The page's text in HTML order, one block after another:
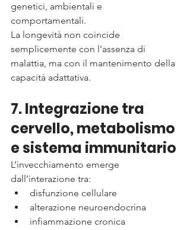
genetici, ambientali e
comportamentali.
La longevità non coincide
semplicemente con l’assenza di
malattia, ma con il mantenimento della
capacità adattativa.
7. Integrazione tra
cervello, metabolismo
e sistema immunitario
L’invecchiamento emerge
dall’interazione tra:
disfunzione cellulare
alterazione neuroendocrina
infiammazione cronica